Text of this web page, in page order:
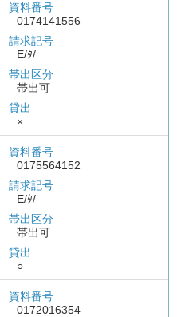
資料番号
0174141556
請求記号
E/ﾀ/
帯出区分
帯出可
貸出
×
資料番号
0175564152
請求記号
E/ﾀ/
帯出区分
帯出可
貸出
○
資料番号
0172016354